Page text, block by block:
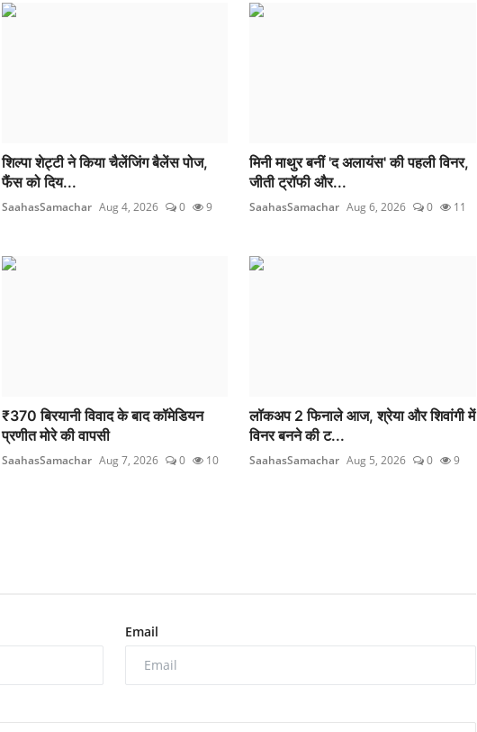
शिल्पा शेट्टी ने किया चैलेंजिंग बैलेंस पोज,
फैंस को दिय...
SaahasSamachar Aug 4, 2026 0 9
मिनी माथुर बनीं 'द अलायंस' की पहली विनर,
जीती ट्रॉफी और...
SaahasSamachar Aug 6, 2026 0 11
₹370 बिरयानी विवाद के बाद कॉमेडियन
प्रणीत मोरे की वापसी
SaahasSamachar Aug 7, 2026 0 10
लॉकअप 2 फिनाले आज, श्रेया और शिवांगी में
विनर बनने की ट...
SaahasSamachar Aug 5, 2026 0 9
Email